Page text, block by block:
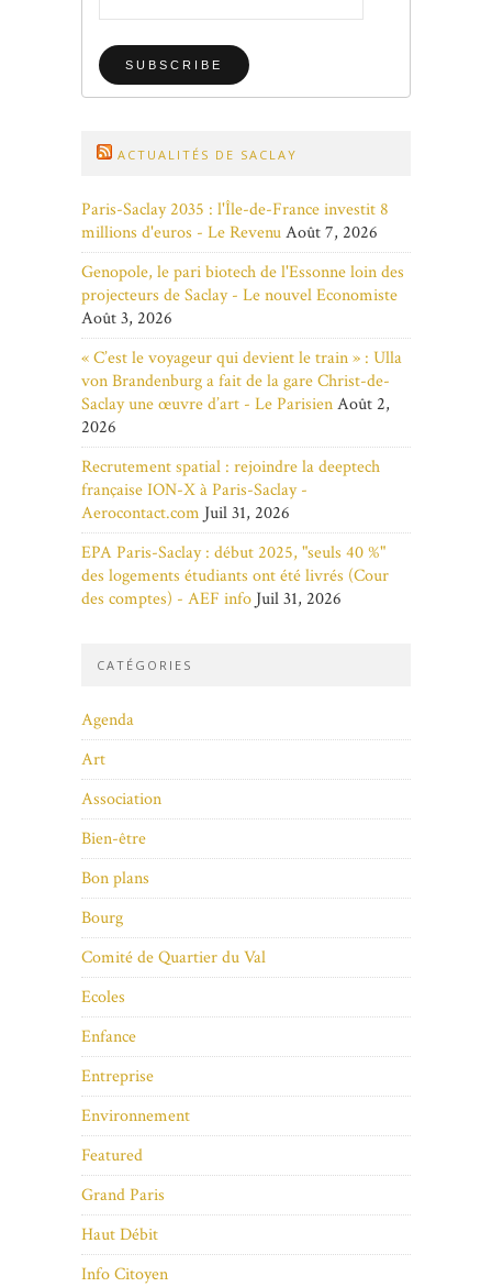
ACTUALITÉS DE SACLAY
Paris-Saclay 2035 : l'Île-de-France investit 8
millions d'euros - Le RevenuAoût 7, 2026
Genopole, le pari biotech de l'Essonne loin des
projecteurs de Saclay - Le nouvel Economiste
Août 3, 2026
« C’est le voyageur qui devient le train » : Ulla
von Brandenburg a fait de la gare Christ-de-
Saclay une œuvre d’art - Le ParisienAoût 2,
2026
Recrutement spatial : rejoindre la deeptech
française ION-X à Paris-Saclay -
Aerocontact.com Juil 31, 2026
EPA Paris-Saclay : début 2025, "seuls 40 %"
des logements étudiants ont été livrés (Cour
des comptes) - AEF info Juil 31, 2026
CATÉGORIES
Agenda
Art
Association
Bien-être
Bon plans
Bourg
Comité de Quartier du Val
Ecoles
Enfance
Entreprise
Environnement
Featured
Grand Paris
Haut Débit
Info Citoyen